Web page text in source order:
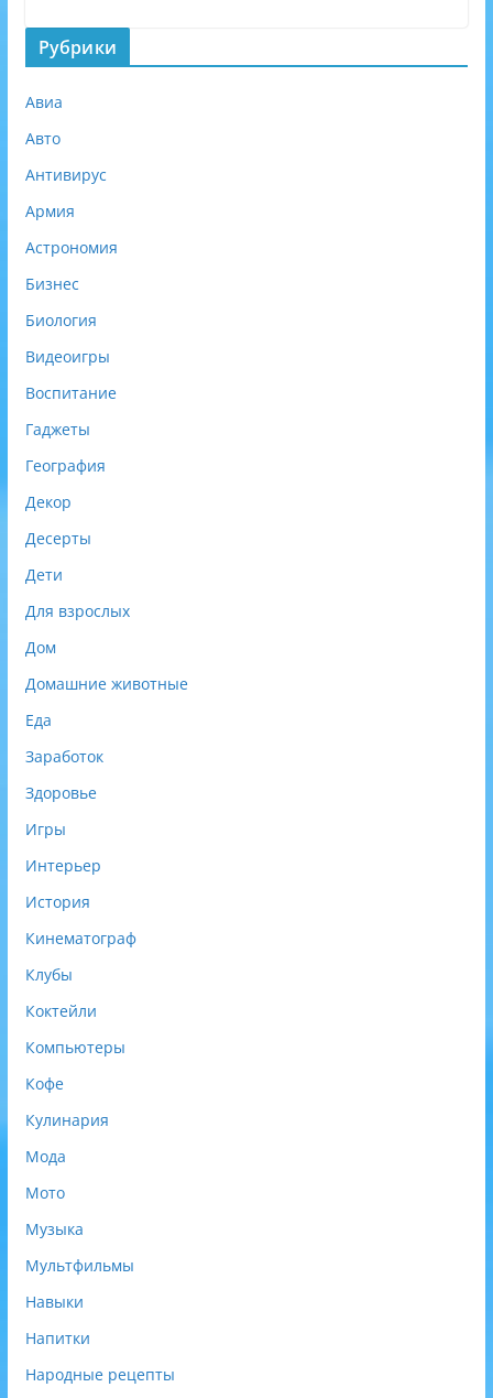
Рубрики
Авиа
Авто
Антивирус
Армия
Астрономия
Бизнес
Биология
Видеоигры
Воспитание
Гаджеты
География
Декор
Десерты
Дети
Для взрослых
Дом
Домашние животные
Еда
Заработок
Здоровье
Игры
Интерьер
История
Кинематограф
Клубы
Коктейли
Компьютеры
Кофе
Кулинария
Мода
Мото
Музыка
Мультфильмы
Навыки
Напитки
Народные рецепты